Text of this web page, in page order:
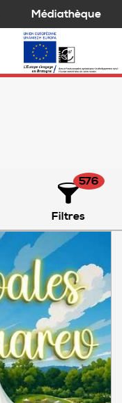
Médiathèque
Filtres
576